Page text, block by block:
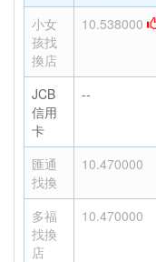
小女
孩找
換店
10.538000
JCB
信用
卡
--
匯通
找換
10.470000
多福
找換
店
10.470000